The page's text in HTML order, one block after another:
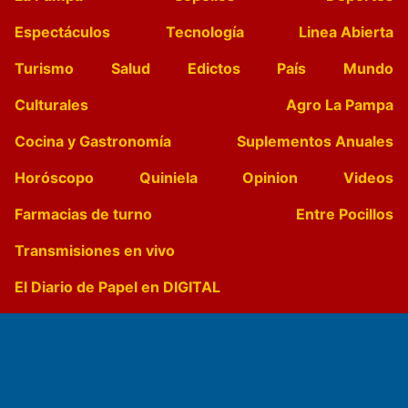
Espectáculos
Tecnología
Linea Abierta
Turismo
Salud Edictos País
Mundo
Culturales
Agro La Pampa
Cocina y Gastronomía
Suplementos Anuales
Horóscopo
Quiniela Opinion
Videos
Farmacias de turno
Entre Pocillos
Transmisiones en vivo
El Diario de Papel en DIGITAL